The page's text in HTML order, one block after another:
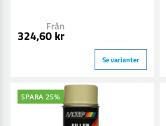
Från
324,60 kr
Se varianter
SPARA 25%